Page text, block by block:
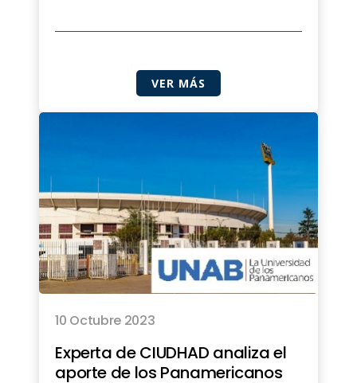
VER MÁS
10 Octubre 2023
Experta de CIUDHAD analiza el
aporte de los Panamericanos